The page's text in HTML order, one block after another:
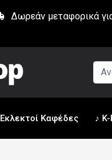
Δωρεάν μεταφορικά
Εκλεκτοί Καφέδες ♪